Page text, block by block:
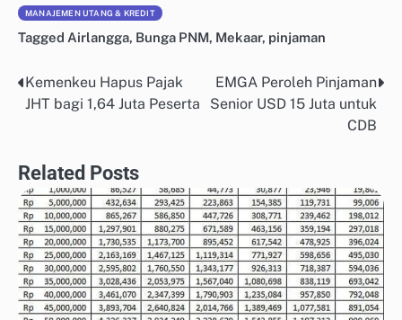
MANAJEMEN UTANG & KREDIT
Tagged Airlangga, Bunga PNM, Mekaar, pinjaman
Post
navigation
Kemenkeu Hapus Pajak
JHT bagi 1,64 Juta Peserta
EMGA Peroleh Pinjaman
Senior USD 15 Juta untuk
CDB
Related Posts